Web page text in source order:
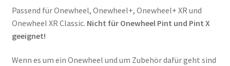
Passend für Onewheel, Onewheel+, Onewheel+ XR und
Onewheel XR Classic. Nicht für Onewheel Pint und Pint X
geeignet!
Wenn es um ein Onewheel und um Zubehör dafür geht sind